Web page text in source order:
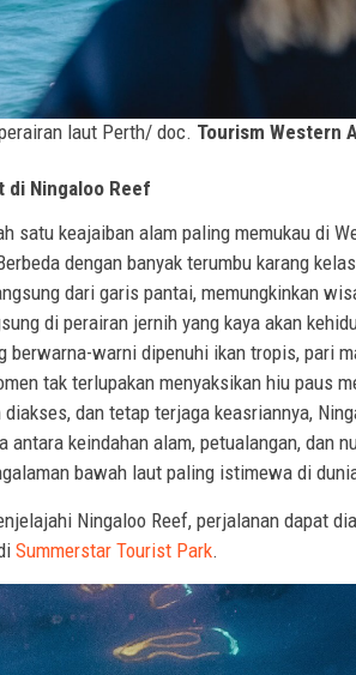
laut Perth/ doc. Tourism Western
di Ningaloo Reef
satu keajaiban alam paling memukau di
dengan banyak terumbu karang
dari garis pantai, memungkinkan
di perairan jernih yang kaya akan
berwarna-warni dipenuhi ikan tropis, pari
tak terlupakan menyaksikan hiu paus
dan tetap terjaga keasriannya,
antara keindahan alam, petualangan, dan
bawah laut paling istimewa di
Ningaloo Reef, perjalanan dapat
Summerstar Tourist Park.